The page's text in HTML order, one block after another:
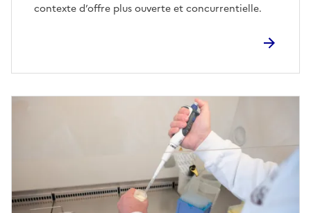
contexte d’offre plus ouverte et concurrentielle.